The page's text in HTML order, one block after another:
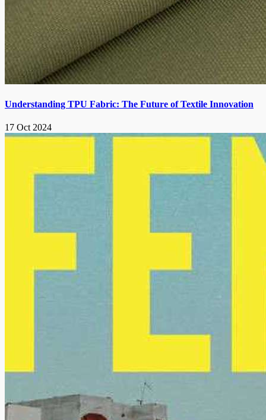
Understanding TPU Fabric: The Future of Textile Innovation
17 Oct 2024